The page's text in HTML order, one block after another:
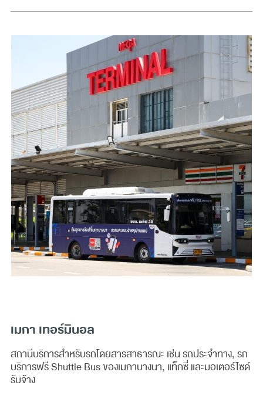
เมกา เทอร์มินอล
สถานีบริการสำหรับรถโดยสารสาธารณะ เช่น รถประจำทาง, รถ
บริการฟรี Shuttle Bus ของเมกาบางนา, แท็กซี่ และมอเตอร์ไซด์
รับจ้าง